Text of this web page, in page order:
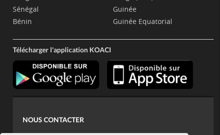
Sénégal
Bénin
Guinée
Guinée Equatorial
Télécharger l'application KOACI
NOUS CONTACTER